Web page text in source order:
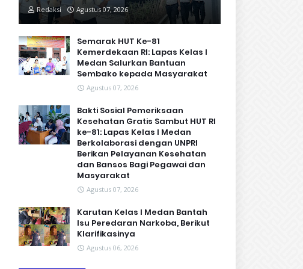
Redaksi Agustus 07, 2026
Semarak HUT Ke-81
Kemerdekaan RI: Lapas Kelas I
Medan Salurkan Bantuan
Sembako kepada Masyarakat
Agustus 07, 2026
Bakti Sosial Pemeriksaan
Kesehatan Gratis Sambut HUT RI
ke-81: Lapas Kelas I Medan
Berkolaborasi dengan UNPRI
Berikan Pelayanan Kesehatan
dan Bansos Bagi Pegawai dan
Masyarakat
Agustus 07, 2026
Karutan Kelas I Medan Bantah
Isu Peredaran Narkoba, Berikut
Klarifikasinya
Agustus 06, 2026